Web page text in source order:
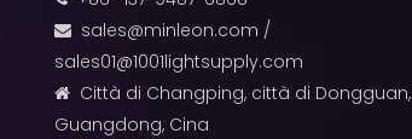
 sales@minleon.com /
sales01@1001lightsupply.com

Città di Changping, città di Dongguan,
Guangdong, Cina